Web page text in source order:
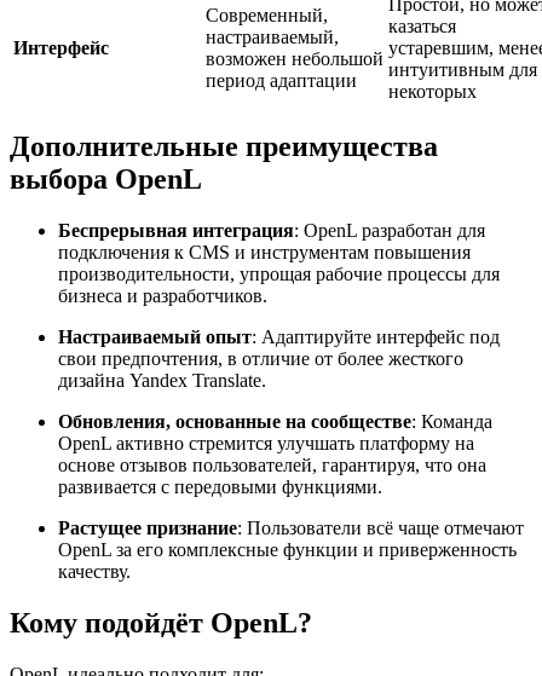
Интерфейс
Современный,
настраиваемый,
возможен небольшой
период адаптации
Простой, но
казаться
устаревшим,
интуитивным для
некоторых
Дополнительные преимущества
выбора OpenL
Беспрерывная интеграция: OpenL разработан для
подключения к CMS и инструментам повышения
производительности, упрощая рабочие процессы для
бизнеса и разработчиков.
Настраиваемый опыт: Адаптируйте интерфейс под
свои предпочтения, в отличие от более жесткого
дизайна Yandex Translate.
Обновления, основанные на сообществе: Команда
OpenL активно стремится улучшать платформу на
основе отзывов пользователей, гарантируя, что она
развивается с передовыми функциями.
Растущее признание: Пользователи всё чаще отмечают
OpenL за его комплексные функции и приверженность
качеству.
Кому подойдёт OpenL?